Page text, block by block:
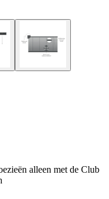
alleen met de Club